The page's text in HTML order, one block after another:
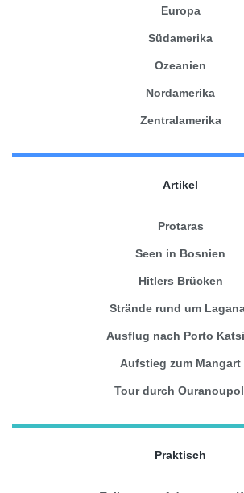
Europa
Südamerika
Ozeanien
Nordamerika
Zentralamerika
Artikel
Protaras
Seen in Bosnien
Hitlers Brücken
Strände rund um
Ausflug nach Porto
Aufstieg zum Mangart
Tour durch
Praktisch